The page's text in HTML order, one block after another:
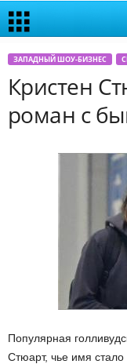
ЗАПАДНЫЙ ШОУ-БИЗНЕС
Кристен
роман с
Популярная
Стюарт, чье имя